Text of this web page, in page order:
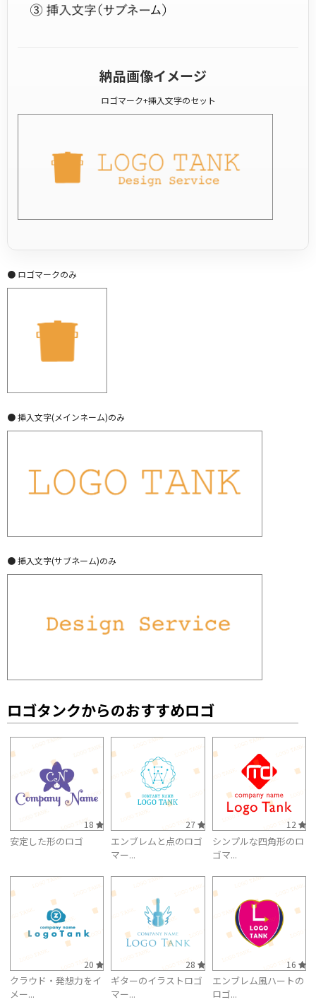
納品画像イメージ
ロゴマーク+挿入文字のセット
● ロゴマークのみ
● 挿入文字(メインネーム)のみ
● 挿入文字(サブネーム)のみ
ロゴタンクからのおすすめロゴ
18
安定した形のロゴ
27
エンブレムと点のロゴ
マー...
12
シンプルな四角形のロ
ゴマ...
20
クラウド・発想力をイ
メー...
28
ギターのイラストロゴ
マー...
16
エンブレム風ハートの
ロゴ...